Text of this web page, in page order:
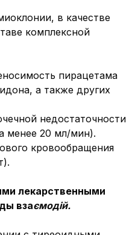
в качестве
комплексной
пирацетама
а также других
недостаточности
менее 20 мл/мин).
кровообращения
лекарственными
взаємодій.